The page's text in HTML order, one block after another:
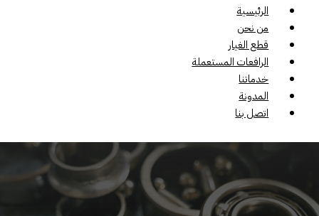
الرئيسية
من نحن
قطع الغيار
الرافعات المستعملة
خدماتنا
المدونة
اتصل بنا